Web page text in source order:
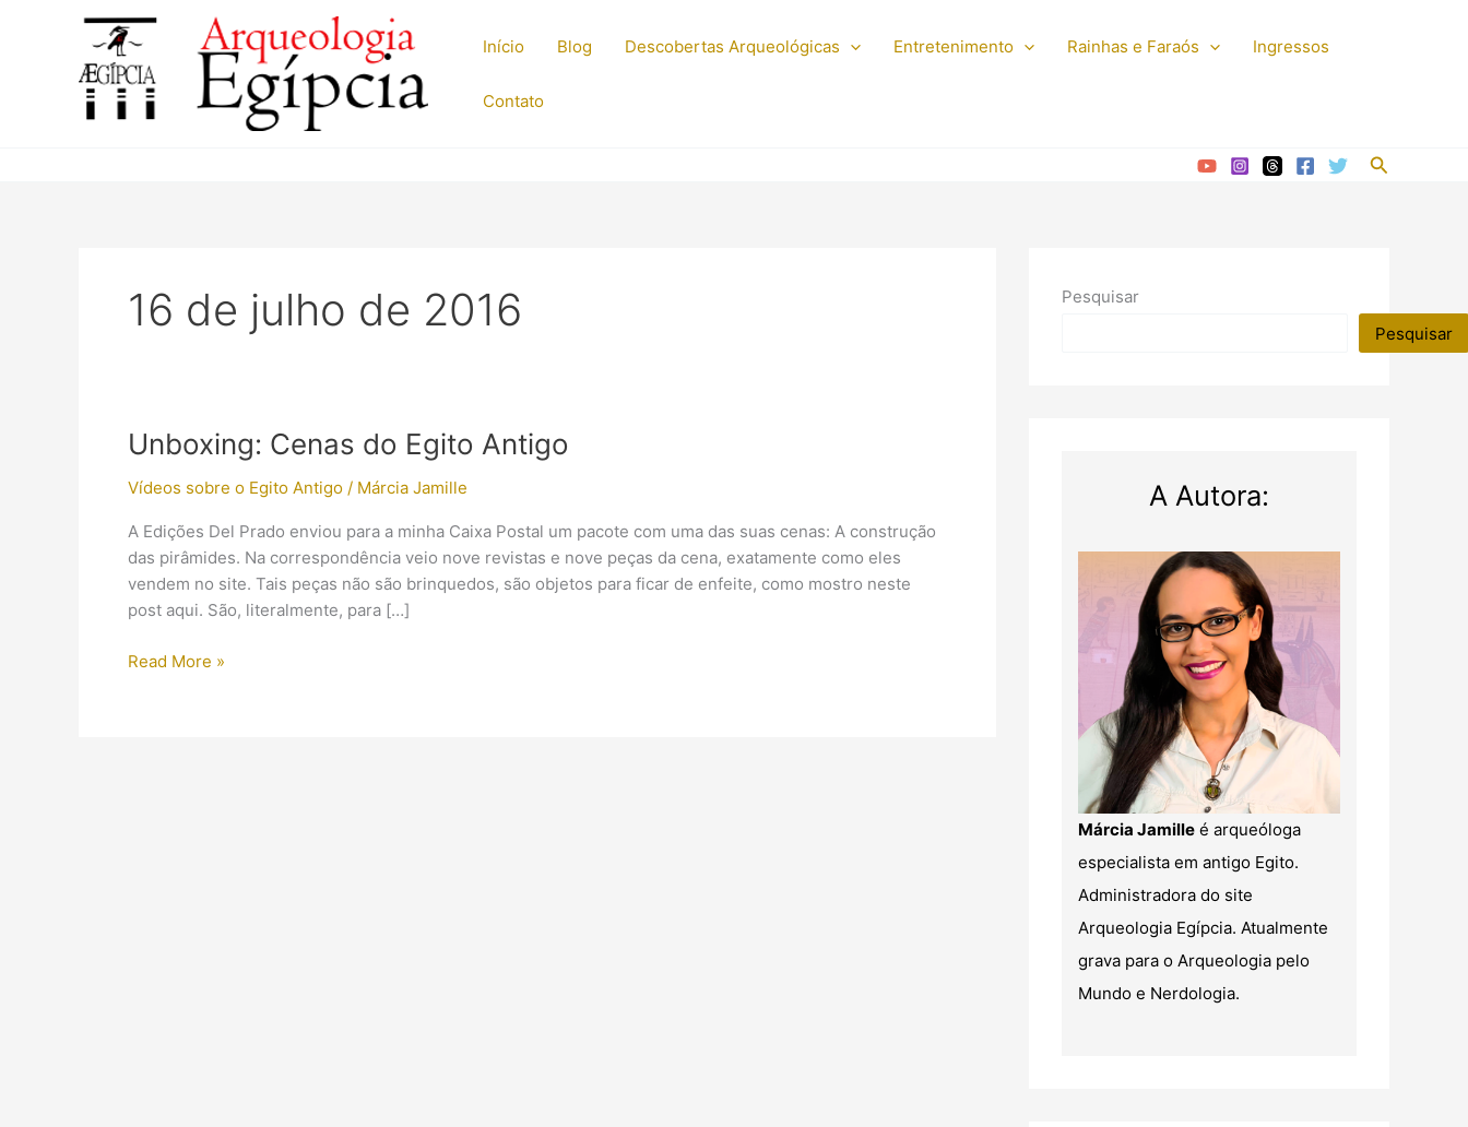
Início Blog Descobertas Arqueológicas Entretenimento Rainhas e Faraós Ingressos
Contato
Pesquisar
16 de julho de 2016
Unboxing: Cenas do Egito Antigo
Vídeos sobre o Egito Antigo / Márcia Jamille
A Edições Del Prado enviou para a minha Caixa Postal um pacote com uma das suas cenas: A construção
das pirâmides. Na correspondência veio nove revistas e nove peças da cena, exatamente como eles
vendem no site. Tais peças não são brinquedos, são objetos para ficar de enfeite, como mostro neste
post aqui. São, literalmente, para […]
Unboxing:
Read More »
Pesquisar
Pesquisar
A Autora:
Márcia Jamille é arqueóloga
especialista em antigo Egito.
Administradora do site
Arqueologia Egípcia. Atualmente
grava para o Arqueologia pelo
Mundo e Nerdologia.